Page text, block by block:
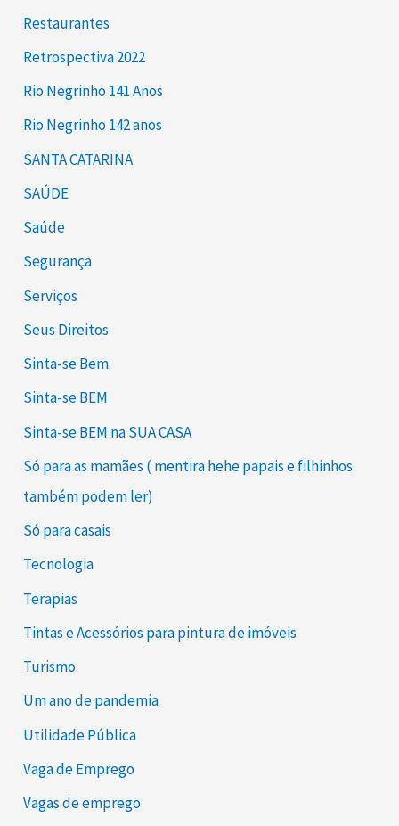
Restaurantes
Retrospectiva 2022
Rio Negrinho 141 Anos
Rio Negrinho 142 anos
SANTA CATARINA
SAÚDE
Saúde
Segurança
Serviços
Seus Direitos
Sinta-se Bem
Sinta-se BEM
Sinta-se BEM na SUA CASA
Só para as mamães ( mentira hehe papais e filhinhos
também podem ler)
Só para casais
Tecnologia
Terapias
Tintas e Acessórios para pintura de imóveis
Turismo
Um ano de pandemia
Utilidade Pública
Vaga de Emprego
Vagas de emprego